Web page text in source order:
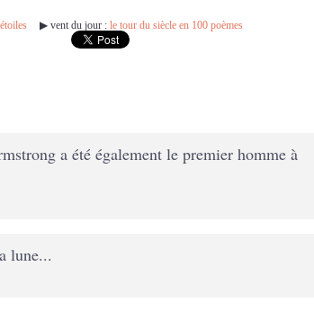
étoiles ▶︎ vent du jour :le tour du siècle en 100 poèmes
a été également le premier homme à
lune...